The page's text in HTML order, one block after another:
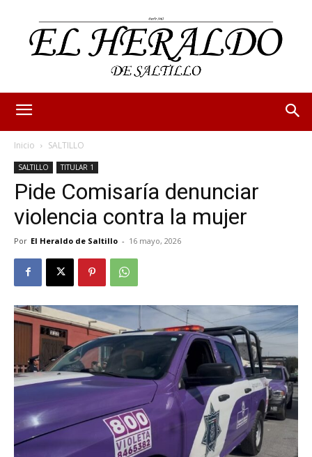
Inicio SALTILLO
SALTILLO TITULAR 1
Pide Comisaría denunciar
violencia contra la mujer
Por El Heraldo de Saltillo - 16 mayo, 2026